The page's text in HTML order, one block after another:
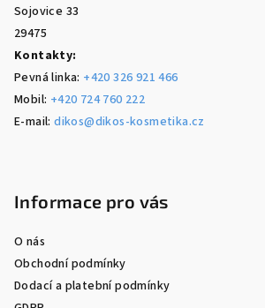
Sojovice 33
29475
Kontakty:
Pevná linka: +420 326 921 466
Mobil: +420 724 760 222
E-mail:dikos@dikos-kosmetika.cz
Informace pro vás
O nás
Obchodní podmínky
Dodací a platební podmínky